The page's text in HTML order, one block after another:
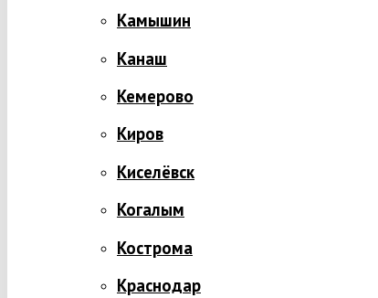
Камышин
Канаш
Кемерово
Киров
Киселёвск
Когалым
Кострома
Краснодар